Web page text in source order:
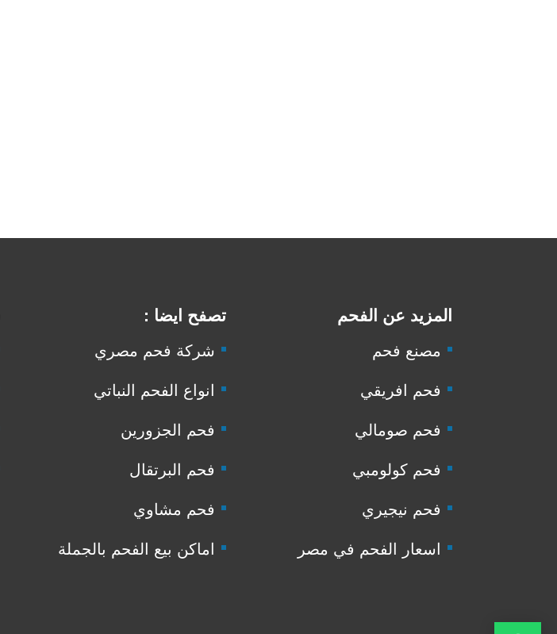
المزيد عن الفحم
مصنع فحم
فحم افريقي
فحم صومالي
فحم كولومبي
فحم نيجيري
اسعار الفحم في مصر
تصفح ايضا :
شركة فحم مصري
انواع الفحم النباتي
فحم الجزورين
فحم البرتقال
فحم مشاوي
اماكن بيع الفحم بالجملة